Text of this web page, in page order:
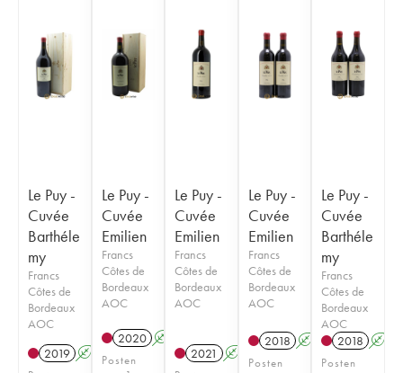
Le Puy -
Cuvée
Barthéle
my
Francs
Côtes de
Bordeaux
AOC
2019 A S
Le Puy -
Cuvée
Emilien
Francs
Côtes de
Bordeaux
AOC
2020 A
Posten
Le Puy -
Cuvée
Emilien
Francs
Côtes de
Bordeaux
AOC
2021 A
Le Puy -
Cuvée
Emilien
Francs
Côtes de
Bordeaux
AOC
2018 A S
Posten
Le Puy -
Cuvée
Barthéle
my
Francs
Côtes de
Bordeaux
AOC
2018 A
Posten